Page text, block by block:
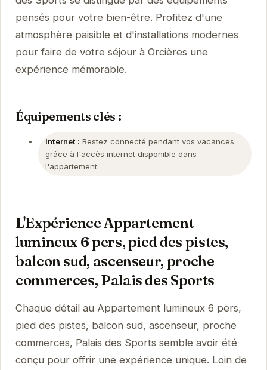
pensés pour votre bien-être. Profitez d'une
atmosphère paisible et d'installations modernes
pour faire de votre séjour à Orcières une
expérience mémorable.
Équipements clés :
Internet : Restez connecté pendant vos vacances
grâce à l'accès internet disponible dans
l'appartement.
L'Expérience Appartement
lumineux 6 pers, pied des pistes,
balcon sud, ascenseur, proche
commerces, Palais des Sports
Chaque détail au Appartement lumineux 6 pers,
pied des pistes, balcon sud, ascenseur, proche
commerces, Palais des Sports semble avoir été
conçu pour offrir une expérience unique. Loin de